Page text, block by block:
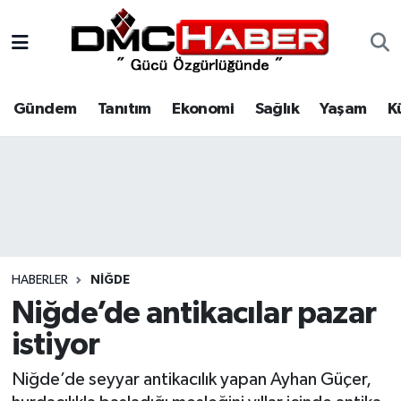
Gündem Tanıtım Ekonomi Sağlık Yaşam
HABERLER NIĞDE
Niğde’de antikacılar pazar
istiyor
Niğde’de seyyar antikacılık yapan Ayhan Güçer,
Tanıtım
Spor
Siyaset
Nöbetçi Eczaneler
Hava Durumu
Haber Arşivi